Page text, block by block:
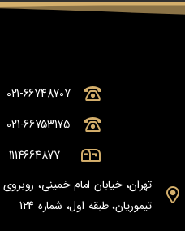
021-66748707
021-66753175
1114664877
تهران، خیابان امام خمینی،
تیموریان، طبقه اول، شماره 124